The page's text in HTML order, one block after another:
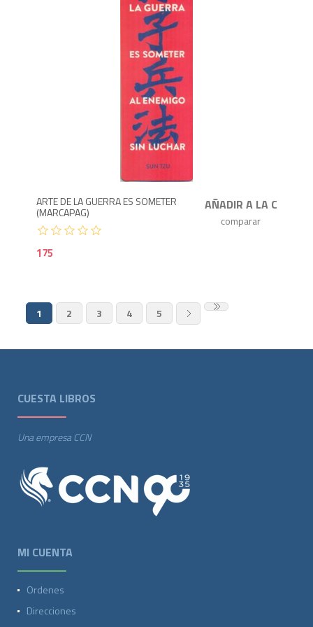
ARTE DE LA GUERRA ES SOMETER
(MARCAPAG)
175
1 2 3 4 5
CUESTA LIBROS
Una empresa CCN
MI CUENTA
Ordenes
Direcciones